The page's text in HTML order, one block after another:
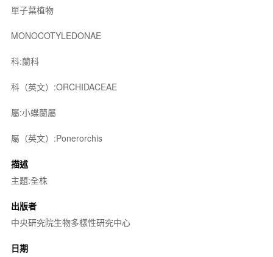
單子葉植物
MONOCOTYLEDONAE
科:蘭科
科（英文）:ORCHIDACEAE
屬:小蝶蘭屬
屬（英文）:Ponerorchis
描述
主題:全株
出版者
中央研究院生物多樣性研究中心
日期